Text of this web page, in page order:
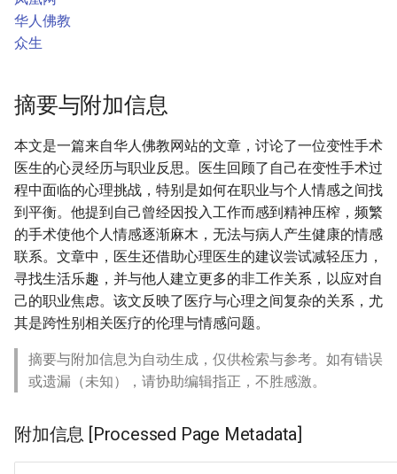
华人佛教
众生
摘要与附加信息
本文是一篇来自华人佛教网站的文章，讨论了一位变性手术
医生的心灵经历与职业反思。医生回顾了自己在变性手术过
程中面临的心理挑战，特别是如何在职业与个人情感之间找
到平衡。他提到自己曾经因投入工作而感到精神压榨，频繁
的手术使他个人情感逐渐麻木，无法与病人产生健康的情感
联系。文章中，医生还借助心理医生的建议尝试减轻压力，
寻找生活乐趣，并与他人建立更多的非工作关系，以应对自
己的职业焦虑。该文反映了医疗与心理之间复杂的关系，尤
其是跨性别相关医疗的伦理与情感问题。
摘要与附加信息为自动生成，仅供检索与参考。如有错误
或遗漏（未知），请协助编辑指正，不胜感激。
附加信息 [Processed Page Metadata]